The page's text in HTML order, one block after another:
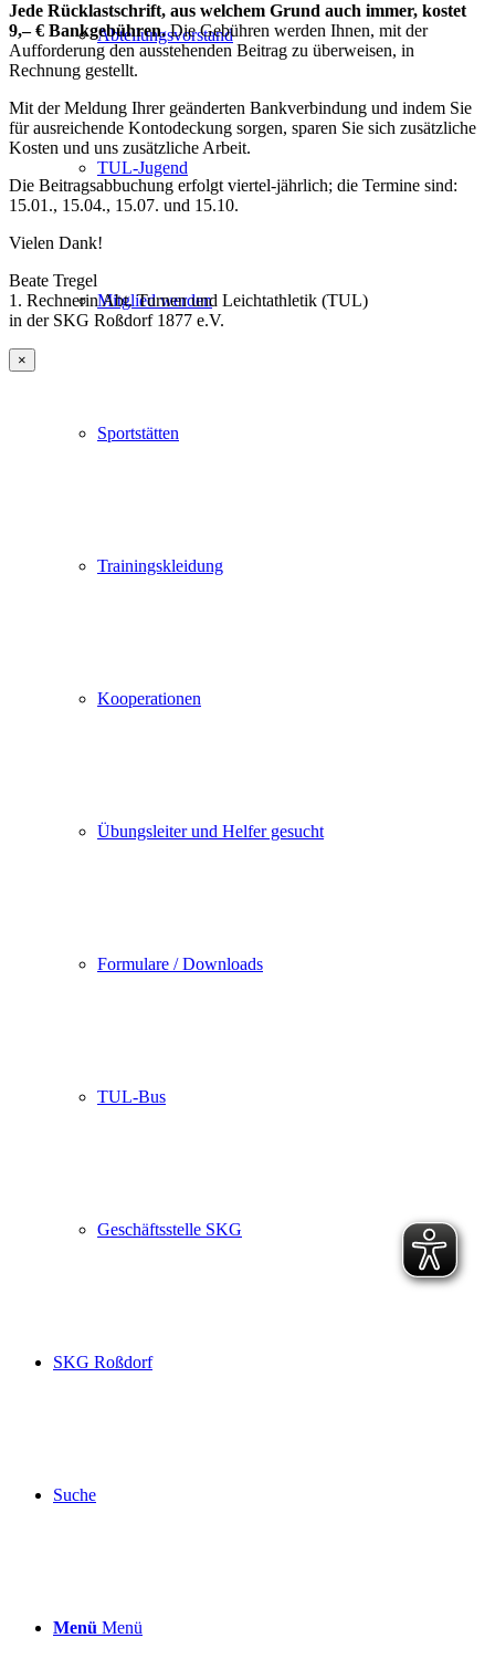
Abteilungsvorstand
TUL-Jugend
Mitglied werden
Sportstätten
Trainingskleidung
Kooperationen
Übungsleiter und Helfer gesucht
Formulare / Downloads
TUL-Bus
Geschäftsstelle SKG
SKG Roßdorf
Suche
Menü Menü
Jede Rücklastschrift, aus welchem Grund auch immer, kostet
9,– € Bankgebühren.Die Gebühren werden Ihnen, mit der
Aufforderung den ausstehenden Beitrag zu überweisen, in
Rechnung gestellt.
Mit der Meldung Ihrer geänderten Bankverbindung und indem Sie
für ausreichende Kontodeckung sorgen, sparen Sie sich zusätzliche
Kosten und uns zusätzliche Arbeit.
Die Beitragsabbuchung erfolgt viertel-jährlich; die Termine sind:
15.01., 15.04., 15.07. und 15.10.
Vielen Dank!
Beate Tregel
1. Rechnerin Abt. Turnen und Leichtathletik (TUL)
in der SKG Roßdorf 1877 e.V.
×